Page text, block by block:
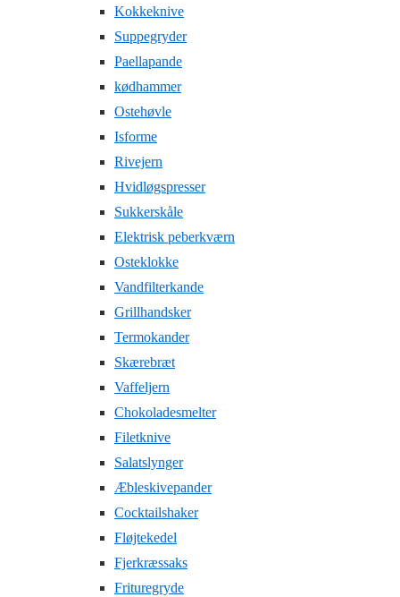
Kokkeknive
Suppegryder
Paellapande
kødhammer
Ostehøvle
Isforme
Rivejern
Hvidløgspresser
Sukkerskåle
Elektrisk peberkværn
Osteklokke
Vandfilterkande
Grillhandsker
Termokander
Skærebræt
Vaffeljern
Chokoladesmelter
Filetknive
Salatslynger
Æbleskivepander
Cocktailshaker
Fløjtekedel
Fjerkræssaks
Frituregryde